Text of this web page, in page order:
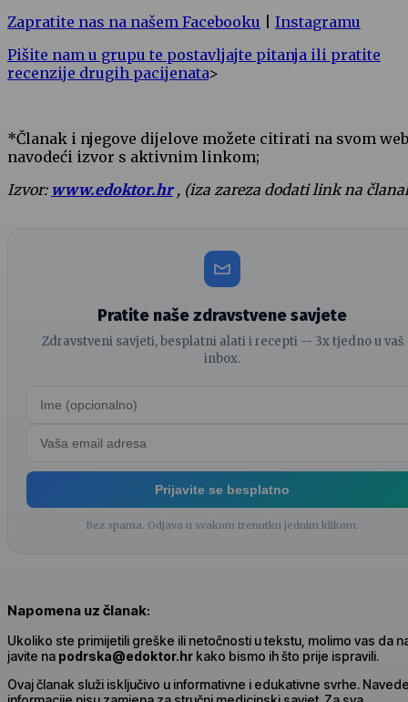
Zapratite nas na našem Facebooku
Instagramu
Pišite nam u grupu te postavljajte pitanja ili pratite
recenzije drugih pacijenata>
*Članak i njegove dijelove možete citirati na svom
navodeći izvor s aktivnim linkom;
Izvor: www.edoktor.hr, (iza zareza dodati link na
Pratite naše zdravstvene savjete
Zdravstveni savjeti, besplatni alati i recepti -- 3x tjedno u vaš
inbox.
Prijavite se besplatno
Bez spama. Odjava u svakom trenutku jednim klikom.
Napomena uz članak:
Ukoliko ste primijetili greške ili netočnosti u tekstu, molimo vas da
javite na podrska@edoktor.hr kako bismo ih što prije ispravili.
Ovaj članak služi isključivo u informativne i edukativne svrhe.